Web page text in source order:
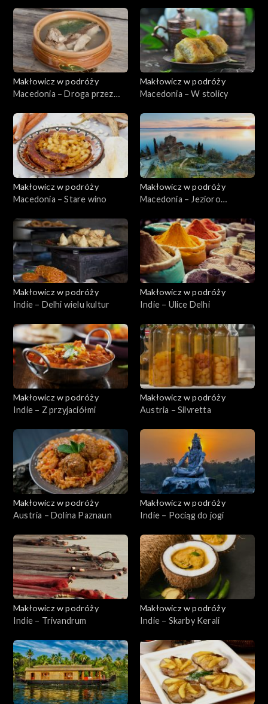
Makłowicz w podróży
Macedonia – Droga przez
Makłowicz w podróży
Macedonia – W stolicy
Makłowicz w podróży
Macedonia – Stare wino
Makłowicz w podróży
Macedonia – Jezioro
Makłowicz w podróży
Indie – Delhi wielu kultur
Makłowicz w podróży
Indie – Ulice Delhi
Makłowicz w podróży
Indie – Z przyjaciółmi
Makłowicz w podróży
Austria – Silvretta
Makłowicz w podróży
Austria – Dolina Paznaun
Makłowicz w podróży
Indie – Pociąg do jogi
Makłowicz w podróży
Indie – Trivandrum
Makłowicz w podróży
Indie – Skarby Kerali